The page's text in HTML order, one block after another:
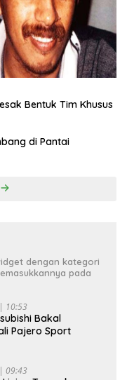
Bentuk Tim Khusus
di Pantai
dengan kategori
pada
10:53
Bakal
Pajero Sport
09:43